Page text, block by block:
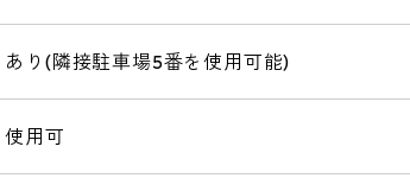
あり(隣接駐車場5番を使用可能)
使用可